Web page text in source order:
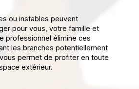
ou instables peuvent
pour vous, votre famille et
professionnel élimine ces
les branches potentiellement
permet de profiter en toute
extérieur.